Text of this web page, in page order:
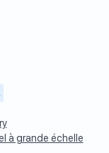
à grande échelle